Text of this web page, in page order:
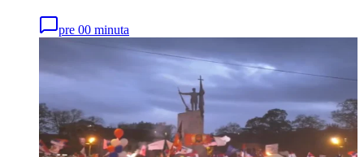
pre 00 minuta